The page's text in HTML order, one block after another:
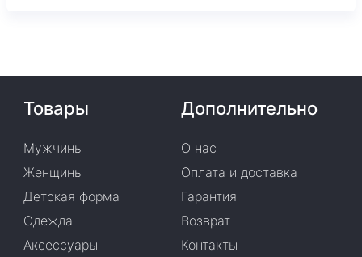
Товары
Мужчины
Женщины
Детская форма
Одежда
Аксессуары
Дополнительно
О нас
Оплата и доставка
Гарантия
Возврат
Контакты